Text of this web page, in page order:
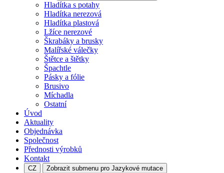
Hladítka s potahy
Hladítka nerezová
Hladítka plastová
Lžíce nerezové
Škrabáky a brusky
Malířské válečky
Štětce a štětky
Špachtle
Pásky a fólie
Brusivo
Míchadla
Ostatní
Úvod
Aktuality
Objednávka
Společnost
Přednosti výrobků
Kontakt
CZ Zobrazit submenu pro Jazykové mutace